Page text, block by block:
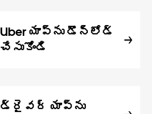
Uber యాప్‌ను డౌన్‌లోడ్
చేసుకోండి
డ్రైవర్ యాప్‌ను